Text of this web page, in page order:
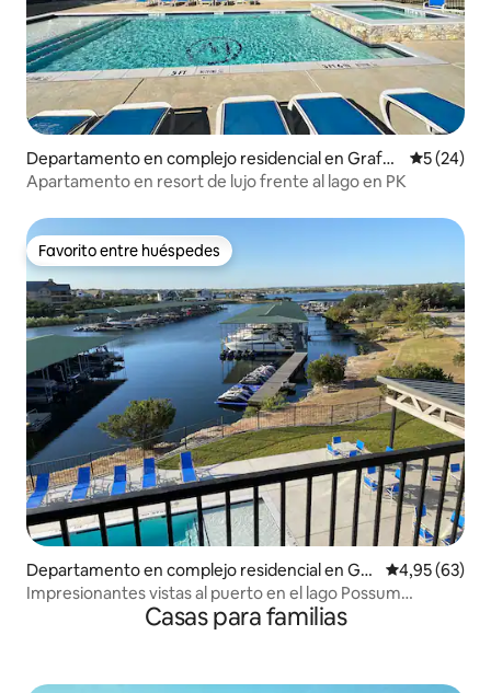
Departamento en complejo residencial en Grafor
d
5 (24)
Apartamento en resort de lujo frente al lago en PK
Favorito entre huéspedes
Favorito entre huéspedes
Departamento en complejo residencial en Gra
ford
Calificación
4,95 (63)
Impresionantes vistas al puerto en el lago Possum
Casas para familias